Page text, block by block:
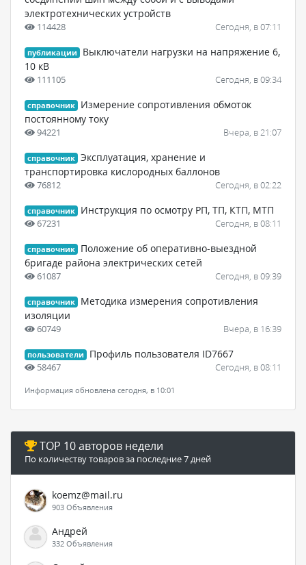
электротехнических устройств
114428 Сегодня, в 07:11
публикации
Выключатели нагрузки на напряжение 6,
10 кВ
111105 Сегодня, в 09:34
справочник
Измерение сопротивления обмоток
постоянному току
94221 Вчера, в 21:07
справочник Эксплуатация, хранение и
транспортировка кислородных баллонов
76812 Сегодня, в 02:22
справочник Инструкция по осмотру РП, ТП, КТП, МТП
67231 Сегодня, в 08:11
справочник
Положение об оперативно-выездной
бригаде района электрических сетей
61087 Сегодня, в 09:39
справочник
Методика измерения сопротивления
изоляции
60749 Вчера, в 16:39
пользователи Профиль пользователя ID7667
58467 Сегодня, в 08:11
Информация обновлена сегодня, в 10:01
TOP 10 авторов недели
По количеству товаров за последние 7 дней
koemz@mail.ru
903 Объявления
Андрей
332 Объявления